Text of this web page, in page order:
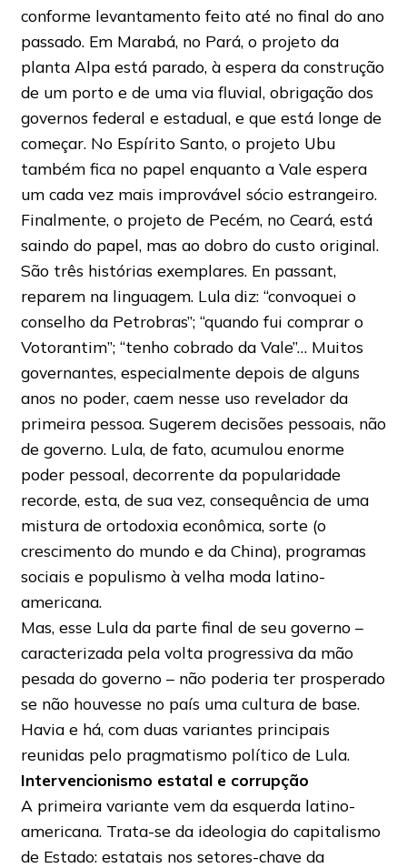
conforme levantamento feito até no final do ano
passado. Em Marabá, no Pará, o projeto da
planta Alpa está parado, à espera da construção
de um porto e de uma via fluvial, obrigação dos
governos federal e estadual, e que está longe de
começar. No Espírito Santo, o projeto Ubu
também fica no papel enquanto a Vale espera
um cada vez mais improvável sócio estrangeiro.
Finalmente, o projeto de Pecém, no Ceará, está
saindo do papel, mas ao dobro do custo original.
São três histórias exemplares. En passant,
reparem na linguagem. Lula diz: “convoquei o
conselho da Petrobras”; “quando fui comprar o
Votorantim”; “tenho cobrado da Vale”… Muitos
governantes, especialmente depois de alguns
anos no poder, caem nesse uso revelador da
primeira pessoa. Sugerem decisões pessoais, não
de governo. Lula, de fato, acumulou enorme
poder pessoal, decorrente da popularidade
recorde, esta, de sua vez, consequência de uma
mistura de ortodoxia econômica, sorte (o
crescimento do mundo e da China), programas
sociais e populismo à velha moda latino-
americana.
Mas, esse Lula da parte final de seu governo –
caracterizada pela volta progressiva da mão
pesada do governo – não poderia ter prosperado
se não houvesse no país uma cultura de base.
Havia e há, com duas variantes principais
reunidas pelo pragmatismo político de Lula.
Intervencionismo estatal e corrupção
A primeira variante vem da esquerda latino-
americana. Trata-se da ideologia do capitalismo
de Estado: estatais nos setores-chave da